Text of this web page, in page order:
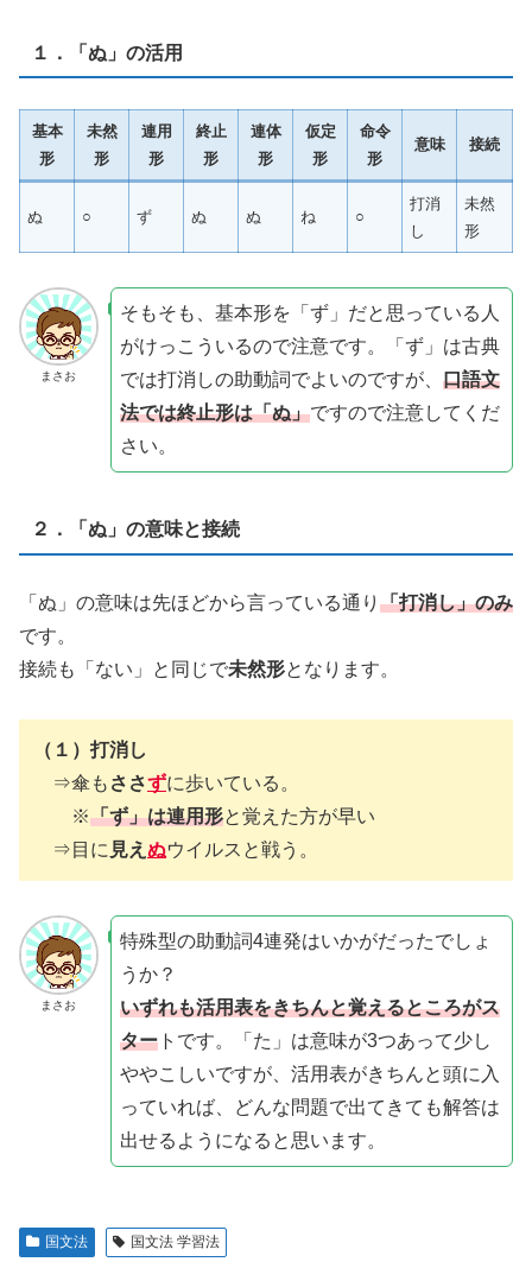
１．「ぬ」の活用
基本
形
未然
形
連用
形
終止
形
連体
形
仮定
形
命令
形
意味 接続
ぬ ○ ず ぬ ぬ ね ○
打消
し
未然
形
まさお
そもそも、基本形を「ず」だと思っている人
がけっこういるので注意です。「ず」は古典
では打消しの助動詞でよいのですが、 口語文
法では終止形は「ぬ」ですので注意してくだ
さい。
２．「ぬ」の意味と接続
「ぬ」の意味は先ほどから言っている通り 「打消し」のみ
です。
接続も「ない」と同じで未然形となります。
（１）打消し
⇒傘も ささずに歩いている。
※「ず」は連用形と覚えた方が早い
⇒目に 見え ぬウイルスと戦う。
まさお
特殊型の助動詞4連発はいかがだったでしょ
うか？
いずれも活用表をきちんと覚えるところがス
タートです。「た」は意味が3つあって少し
ややこしいですが、活用表がきちんと頭に入
っていれば、どんな問題で出てきても解答は
出せるようになると思います。
国文法 国文法 学習法